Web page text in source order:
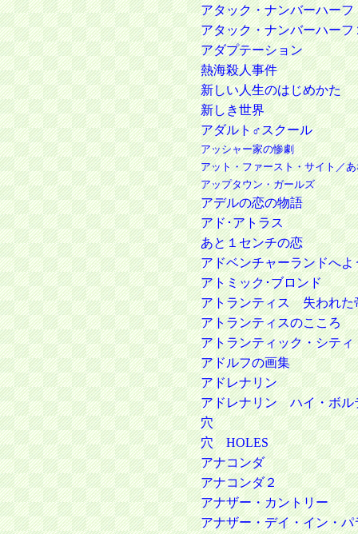
アタック・ナンバーハーフ
アタック・ナンバーハー
アダプテーション
熱海殺人事件
新しい人生のはじめかた
新しき世界
アダルト♂スクール
アッシャー家の惨劇
アット・ファースト・サイト／
アップタウン・ガールズ
アデルの恋の物語
アド･アトラス
あと１センチの恋
アドベンチャーランドへよ
アトミック･ブロンド
アトランティス 失われた
アトランティスのこころ
アトランティック・シティ
アドルフの画集
アドレナリン
アドレナリン ハイ・ボル
穴
穴 HOLES
アナコンダ
アナコンダ２
アナザー・カントリー
アナザー・デイ・イン・パ